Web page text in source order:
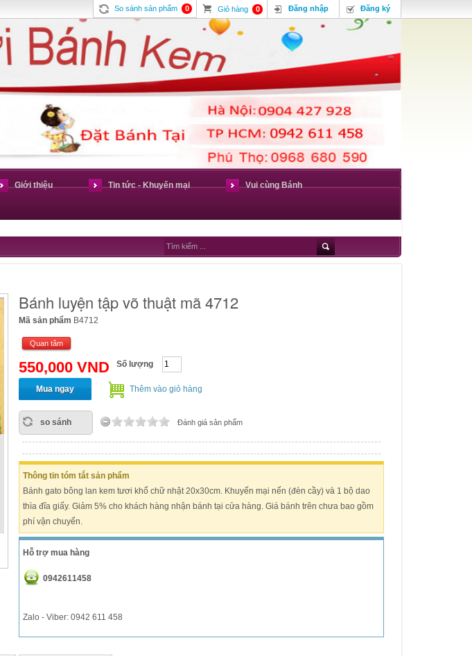
So sánh sản phẩm 0 Giỏ hàng 0 Đăng nhập Đăng ký
Giới thiệu Tin tức - Khuyến mại Vui cùng Bánh
Bánh luyện tập võ thuật mã 4712
Mã sản phẩm B4712
Quan tâm
550,000 VND Số lượng
Mua ngay Thêm vào giỏ hàng
so sánh Đánh giá sản phẩm
Thông tin tóm tắt sản phẩm
Bánh gato bông lan kem tươi khổ chữ nhật 20x30cm. Khuyến mại nến (đèn cầy) và 1 bộ dao
thìa đĩa giấy. Giảm 5% cho khách hàng nhận bánh tại cửa hàng. Giá bánh trên chưa bao gồm
phí vận chuyển.
Hỗ trợ mua hàng
0942611458
Zalo - Viber: 0942 611 458